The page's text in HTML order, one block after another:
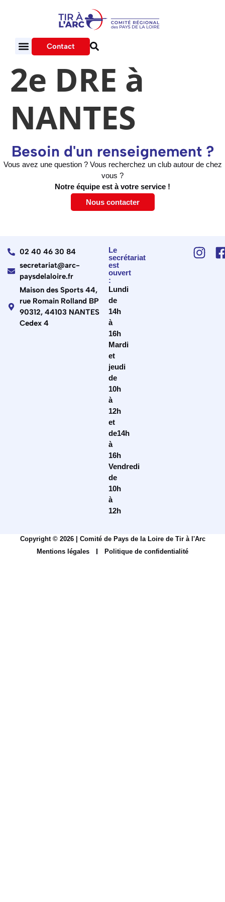
Contact
2e DRE à
NANTES
Besoin d'un renseignement ?
Vous avez une question ? Vous recherchez un club autour de chez
vous ?
Notre équipe est à votre service !
Nous contacter
02 40 46 30 84
secretariat@arc-
paysdelaloire.fr
Maison des Sports 44,
rue Romain Rolland BP
90312, 44103 NANTES
Cedex 4
Le
secrétariat
est
ouvert
:
Lundi
de
14h
à
16h
Mardi
et
jeudi
de
10h
à
12h
et
de14h
à
16h
Vendredi
de
10h
à
12h
Copyright © 2026 | Comité de Pays de la Loire de Tir à l'Arc
Mentions légales
Politique de confidentialité